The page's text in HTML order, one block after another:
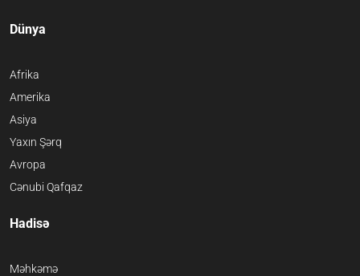
Dünya
Afrika
Amerika
Asiya
Yaxın Şərq
Avropa
Cənubi Qafqaz
Hadisə
Məhkəmə